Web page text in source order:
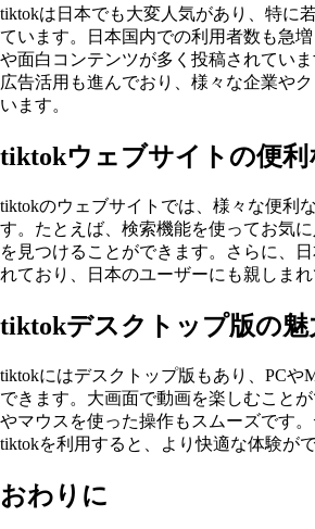
tiktokは日本でも大変人気があり、特に
ています。日本国内での利用者数も急
や面白コンテンツが多く投稿されてい
広告活用も進んでおり、様々な企業や
います。
tiktokウェブサイトの便利
tiktokのウェブサイトでは、様々な便利
す。たとえば、検索機能を使ってお気
を見つけることができます。さらに、
れており、日本のユーザーにも親しまれ
tiktokデスクトップ版の魅
tiktokにはデスクトップ版もあり、PCや
できます。大画面で動画を楽しむこと
やマウスを使った操作もスムーズです
tiktokを利用すると、より快適な体験がで
おわりに